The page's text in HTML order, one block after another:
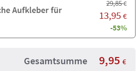
Aufkleber für
29,85€
13,95 €
-53%
Gesamtsumme 9,95 €